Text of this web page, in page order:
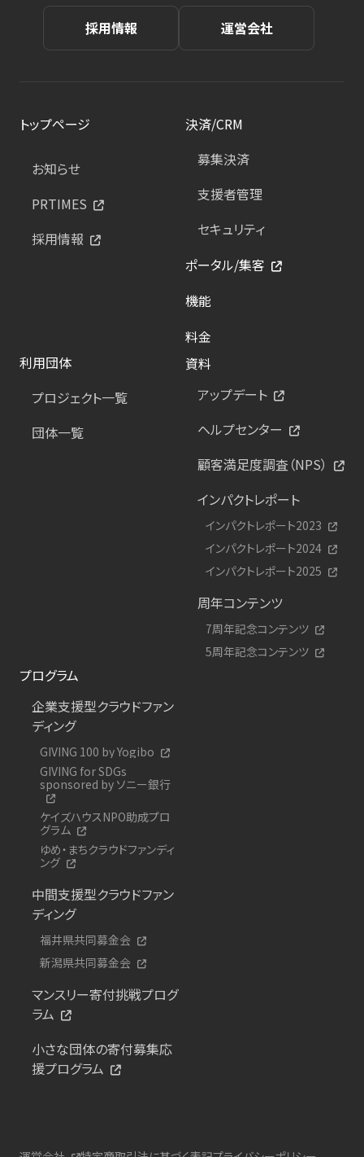
採用情報 運営会社
トップページ
お知らせ
PRTIMES
採用情報
決済/CRM
募集決済
支援者管理
セキュリティ
ポータル/集客
機能
料金
利用団体
プロジェクト一覧
団体一覧
資料
アップデート
ヘルプセンター
顧客満足度調査（NPS）
インパクトレポート
インパクトレポート2023
インパクトレポート2024
インパクトレポート2025
周年コンテンツ
7周年記念コンテンツ
5周年記念コンテンツ
プログラム
企業支援型クラウドファン
ディング
GIVING 100 by Yogibo
GIVING for SDGs
sponsored by ソニー銀行
ケイズハウスNPO助成プロ
グラム
ゆめ・まちクラウドファンディ
ング
中間支援型クラウドファン
ディング
福井県共同募金会
新潟県共同募金会
マンスリー寄付挑戦プログ
ラム
小さな団体の寄付募集応
援プログラム